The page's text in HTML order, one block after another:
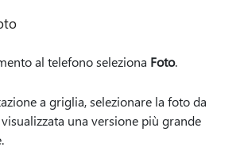
al telefono seleziona Foto.
a griglia, selezionare la foto da
una versione più grande